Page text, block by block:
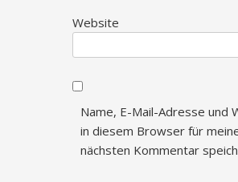
Website
Name, E-Mail-Adresse und
in diesem Browser für
nächsten Kommentar